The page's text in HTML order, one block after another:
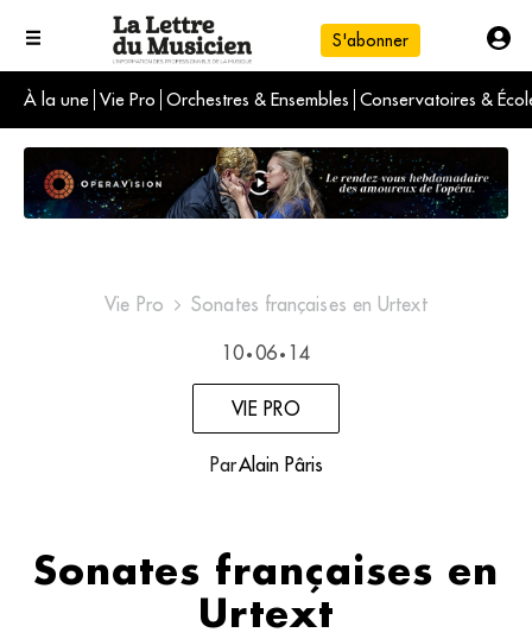
S'abonner
À la une Vie Pro Orchestres & Ensembles Conservatoires &
L'info du jour
Le numéro du mois
International
Vie Pro Sonates françaises en Urtext
10 • 06 • 14
VIE PRO
ParAlain Pâris
Sonates françaises en
Urtext